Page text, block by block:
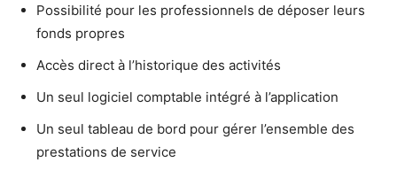
Possibilité pour les professionnels de déposer leurs
fonds propres
Accès direct à l’historique des activités
Un seul logiciel comptable intégré à l’application
Un seul tableau de bord pour gérer l’ensemble des
prestations de service